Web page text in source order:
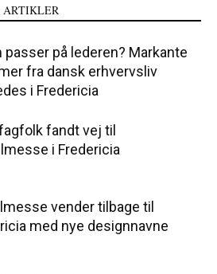
ARTIKLER
passer på lederen? Markante
fra dansk erhvervsliv
i Fredericia
fandt vej til
i Fredericia
vender tilbage til
med nye designnavne